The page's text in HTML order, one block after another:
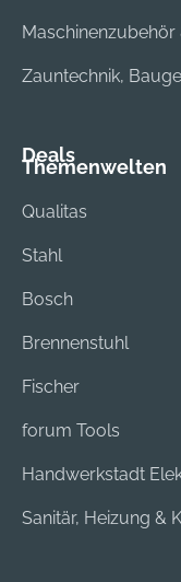
Zauntechnik,
Deals
Themenwelten
Qualitas
Stahl
Bosch
Brennenstuhl
Fischer
forum Tools
Handwerkstadt
Sanitär, Heizung &